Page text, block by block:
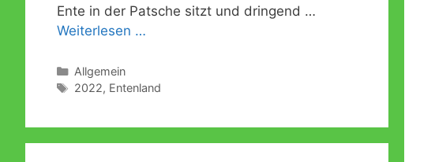
Ente in der Patsche sitzt und dringend …
Weiterlesen …
Kategorien
Allgemein
Schlagwörter
2022, Entenland